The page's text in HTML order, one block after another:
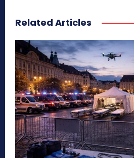
Related Articles